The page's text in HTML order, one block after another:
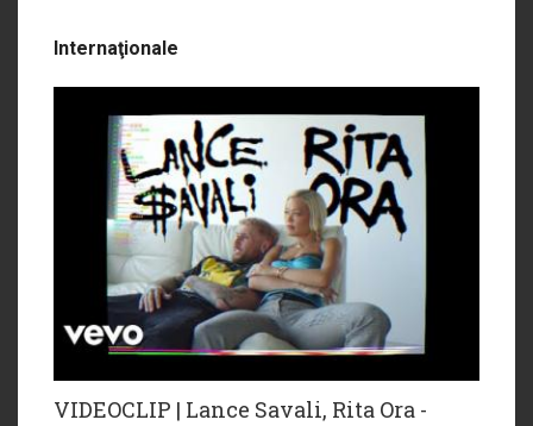
Internaţionale
VIDEOCLIP | Lance Savali, Rita Ora -